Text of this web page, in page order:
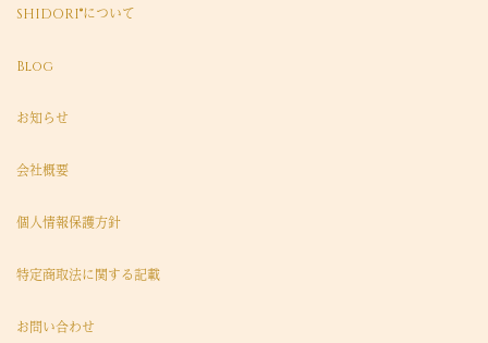
SHIDORI®について
Blog
お知らせ
会社概要
個人情報保護方針
特定商取法に関する記載
お問い合わせ